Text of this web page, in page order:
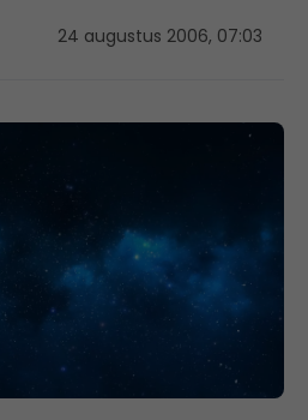
24 augustus 2006, 07:03